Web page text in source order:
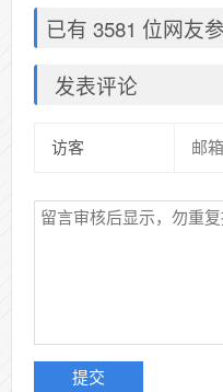
已有 3581 位网友
发表评论